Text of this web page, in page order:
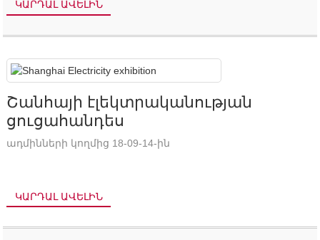
ԿԱՐԴԱԼ ԱՎԵԼԻՆ
Շանհայի էլեկտրականության
ցուցահանդես
ադմինների կողմից 18-09-14-ին
ԿԱՐԴԱԼ ԱՎԵԼԻՆ